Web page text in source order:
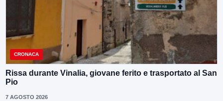
CRONACA
Rissa durante Vinalia, giovane ferito e trasportato al San
Pio
7 AGOSTO 2026